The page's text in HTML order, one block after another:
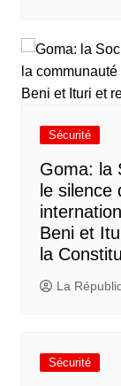
Sécurité
Goma: la
le silence
Beni et
la
La
Sécurité